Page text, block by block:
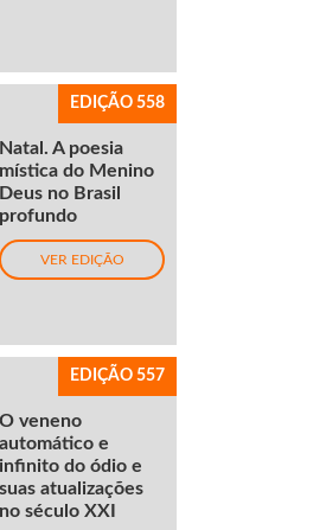
EDIÇÃO 558
Natal. A poesia
mística do Menino
Deus no Brasil
profundo
VER EDIÇÃO
EDIÇÃO 557
O veneno
automático e
infinito do ódio e
suas atualizações
no século XXI